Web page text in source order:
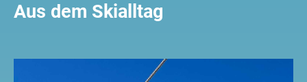
Aus dem Skialltag